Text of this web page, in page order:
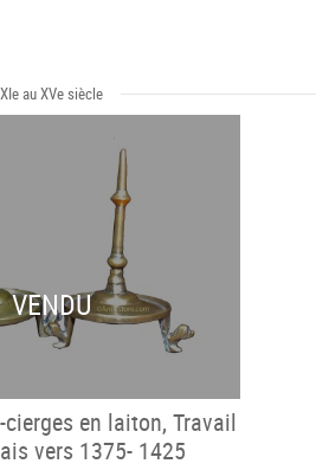
XIe au XVe siècle
VENDU
en laiton, Travail
vers 1375- 1425